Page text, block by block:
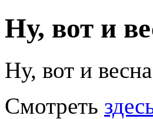
Ну, вот и
Ну, вот и
Смотреть